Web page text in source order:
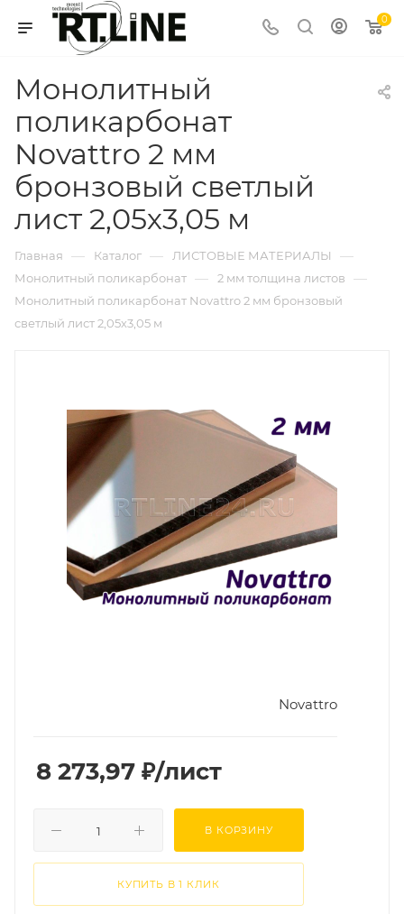
0
Монолитный
поликарбонат
Novattro 2 мм
бронзовый светлый
лист 2,05х3,05 м
Главная — Каталог — ЛИСТОВЫЕ МАТЕРИАЛЫ —
Монолитный поликарбонат — 2 мм толщина листов —
Монолитный поликарбонат Novattro 2 мм бронзовый
светлый лист 2,05х3,05 м
Novattro
8 273,97 ₽/лист
В КОРЗИНУ
КУПИТЬ В 1 КЛИК